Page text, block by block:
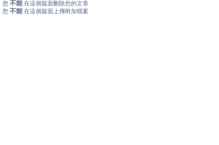
您 不能 在這個版面刪除您的文章
您 不能 在這個版面上傳附加檔案